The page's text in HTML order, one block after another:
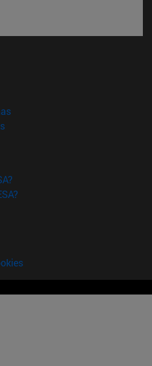
ventana)
(abre en nueva ventana)
(abre en nueva ventana)